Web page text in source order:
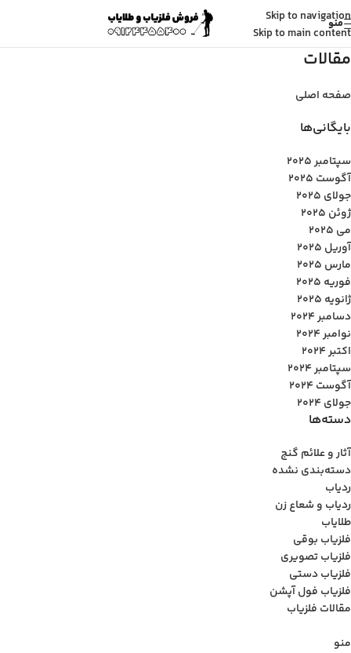
Skip to navigation
Skip to main content
منو
مقالات
صفحه اصلی
بایگانی‌ها
سپتامبر 2025
آگوست 2025
جولای 2025
ژوئن 2025
می 2025
آوریل 2025
مارس 2025
فوریه 2025
ژانویه 2025
دسامبر 2024
نوامبر 2024
اکتبر 2024
سپتامبر 2024
آگوست 2024
جولای 2024
دسته‌ها
آثار و علائم گنج
دسته‌بندی نشده
ردیاب
ردیاب و شعاع زن
طلایاب
فلزیاب بوقی
فلزیاب تصویری
فلزیاب دستی
فلزیاب فول آپشن
مقالات فلزیاب
منو